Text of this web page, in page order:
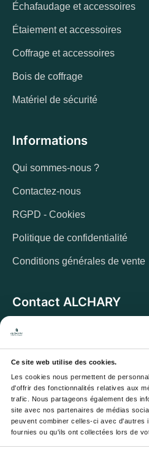
Ce site web utilise des cookies.
Les cookies nous permettent de
d'offrir des fonctionnalités relatives aux
trafic. Nous partageons également des
site avec nos partenaires de médias
peuvent combiner celles-ci avec d'autres
fournies ou qu'ils ont collectées lors de
Échafaudage et accessoires
Étaiement et accessoires
Coffrage et accessoires
Bois de coffrage
Matériel de sécurité
Informations
Qui sommes-nous ?
Contactez-nous
RGPD - Cookies
Politique de confidentialité
Conditions générales de vente
Contact ALCHARY
Adresse :
Horaires :Du lundi au vendredi
8h à 13h
Email :contact@alchary.fr
Téléphone :+33 1 30 29 12 19
Newsletter